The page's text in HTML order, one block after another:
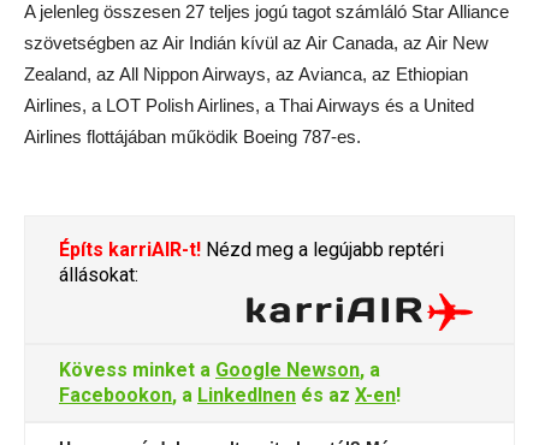
A jelenleg összesen 27 teljes jogú tagot számláló Star Alliance
szövetségben az Air Indián kívül az Air Canada, az Air New
Zealand, az All Nippon Airways, az Avianca, az Ethiopian
Airlines, a LOT Polish Airlines, a Thai Airways és a United
Airlines flottájában működik Boeing 787-es.
Építs karriAIR-t! Nézd meg a legújabb reptéri
állásokat:
Kövess minket a Google Newson, a
Facebookon, a LinkedInen és az X-en!